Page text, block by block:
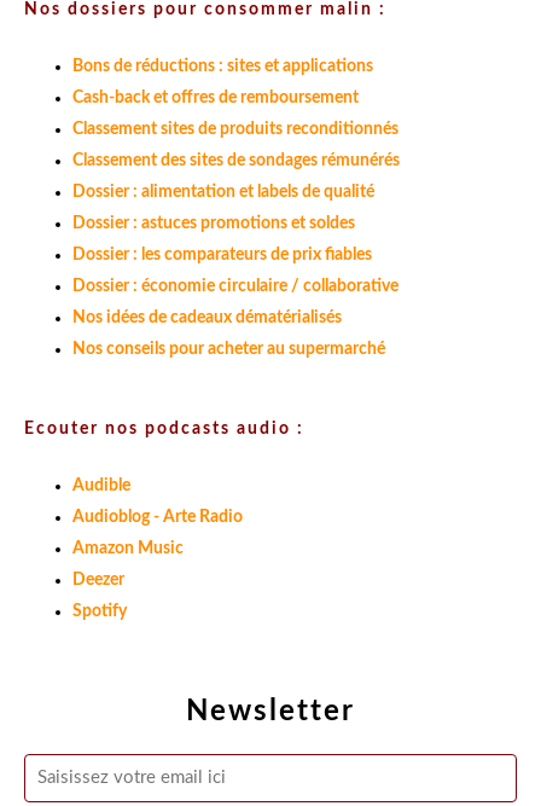
Newsletter
Nos dossiers pour consommer malin :
Bons de réductions : sites et applications
Cash-back et offres de remboursement
Classement sites de produits reconditionnés
Classement des sites de sondages rémunérés
Dossier : alimentation et labels de qualité
Dossier : astuces promotions et soldes
Dossier : les comparateurs de prix fiables
Dossier : économie circulaire / collaborative
Nos idées de cadeaux dématérialisés
Nos conseils pour acheter au supermarché
Ecouter nos podcasts audio :
Audible
Audioblog - Arte Radio
Amazon Music
Deezer
Spotify